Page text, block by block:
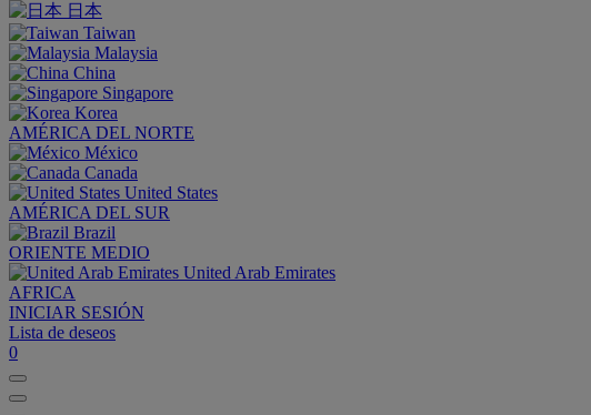
日本
Taiwan
Malaysia
China
Singapore
Korea
AMÉRICA DEL NORTE
México
Canada
United States
AMÉRICA DEL SUR
Brazil
ORIENTE MEDIO
United Arab Emirates
AFRICA
INICIAR SESIÓN
Lista de deseos
0